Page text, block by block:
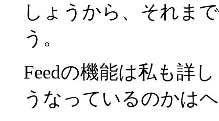
しょうから、それま
う。
Feedの機能は私も詳
うなっているのかは